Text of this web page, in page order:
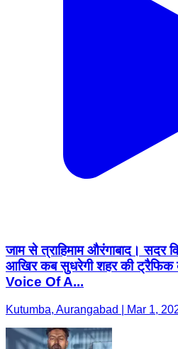
जाम से त्राहिमाम औरंगाबाद। सदर
आखिर कब सुधरेगी शहर की ट्रैफिक
Voice Of A...
Kutumba, Aurangabad | Mar 1,